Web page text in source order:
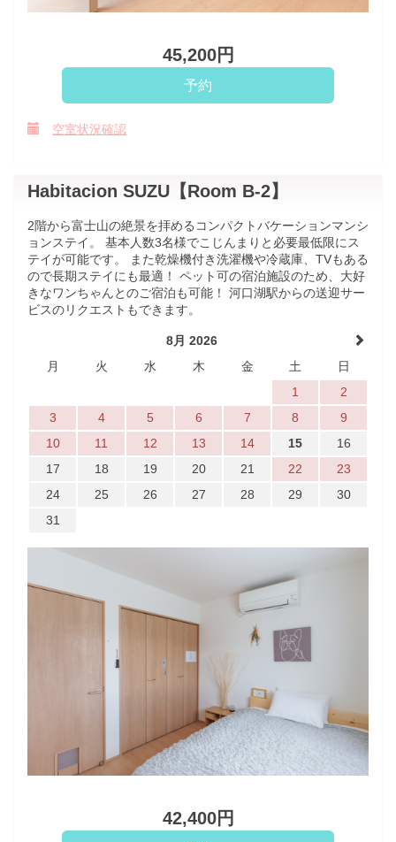
45,200円
空室状況確認
Habitacion SUZU【Room B-2】
2階から富士山の絶景を拝めるコンパクトバケーションマンシ
ョンステイ。 基本人数3名様でこじんまりと必要最低限にス
テイが可能です。 また乾燥機付き洗濯機や冷蔵庫、TVもある
ので長期ステイにも最適！ ペット可の宿泊施設のため、大好
きなワンちゃんとのご宿泊も可能！ 河口湖駅からの送迎サー
ビスのリクエストもできます。
8月 2026
月
火 水 木 金 土
日
1
2
3
4 5 6 7 8
9
10
11 12 13 14 15
16
17
18 19 20 21 22
23
24
25 26 27 28 29
30
31
42,400円